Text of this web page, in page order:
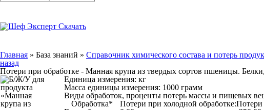
Главная » База знаний » Справочник химического состава и потерь
назад
Потери при обработке - Манная крупа из твердых сортов пшеницы.
Единица измерения: кг
Масса единицы измерения: 1000 грамм
Виды обработок, проценты потерь массы и пищевых
Обработка*
Потери при холодной обработке:Потери